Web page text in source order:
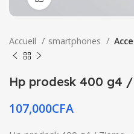
Accueil smartphones
Hp prodesk 400 g4
107,000CFA